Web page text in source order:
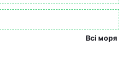
Всі моря